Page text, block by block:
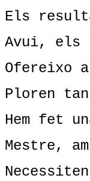
Els
Avui, els
Ofereixo
Ploren
Hem fet
Mestre,